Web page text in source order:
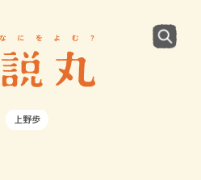
上野歩